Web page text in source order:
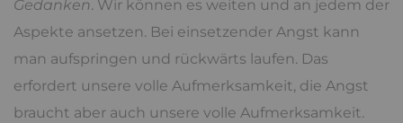
Gedanken. Wir können es weiten und an jedem der
Aspekte ansetzen. Bei einsetzender Angst kann
man aufspringen und rückwärts laufen. Das
erfordert unsere volle Aufmerksamkeit, die Angst
braucht aber auch unsere volle Aufmerksamkeit.